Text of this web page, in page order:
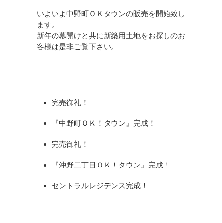
いよいよ中野町ＯＫタウンの販売を開始致し
ます。
新年の幕開けと共に新築用土地をお探しのお
客様は是非ご覧下さい。
完売御礼！
『中野町ＯＫ！タウン』完成！
完売御礼！
『沖野二丁目ＯＫ！タウン』完成！
セントラルレジデンス完成！